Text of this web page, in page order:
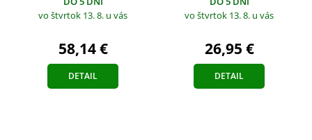
vo štvrtok 13. 8. u vás
58,14 €
DETAIL
vo štvrtok 13. 8. u vás
26,95 €
DETAIL